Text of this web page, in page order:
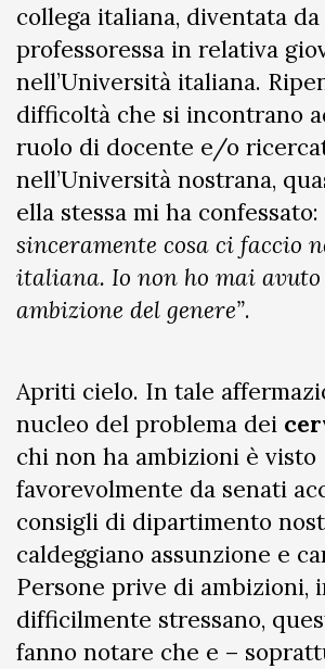
collega italiana, diventata
professoressa in relativa
nell’Università italiana.
difficoltà che si incontrano
ruolo di docente e/o
nell’Università nostrana,
ella stessa mi ha confessato:
sinceramente cosa ci faccio
italiana. Io non ho mai
ambizione del genere”.
Apriti cielo. In tale
nucleo del problema dei
chi non ha ambizioni è visto
favorevolmente da senati
consigli di dipartimento
caldeggiano assunzione e
Persone prive di ambizioni,
difficilmente stressano,
fanno notare che e –